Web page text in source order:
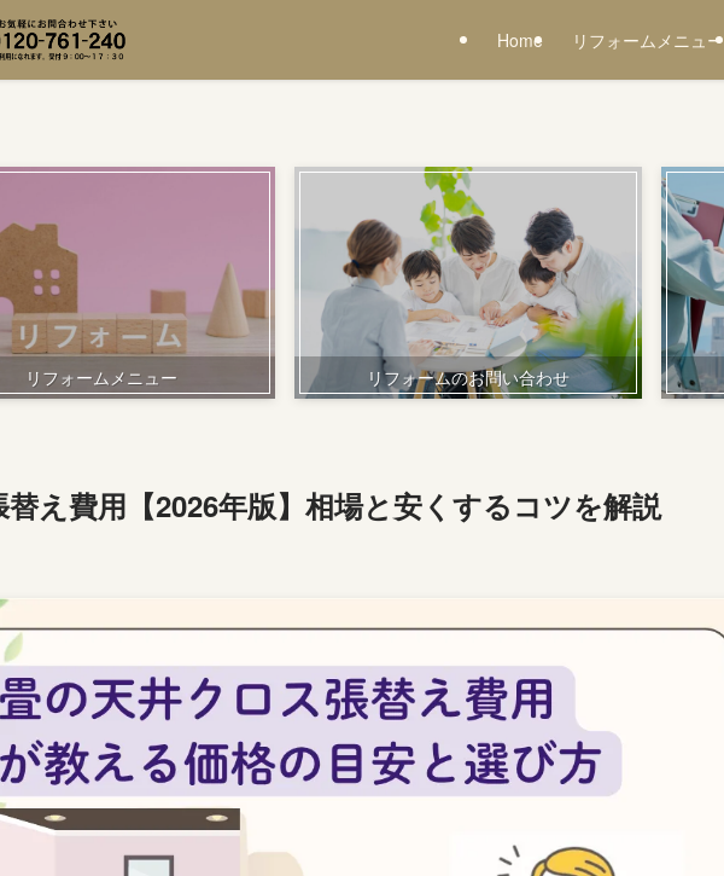
Home リフォームメニュー
リフォームメニュー リフォームのお問い合わせ
替え費用【2026年版】相場と安くするコツを解説